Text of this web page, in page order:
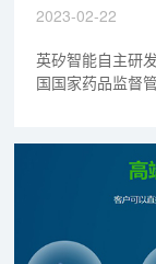
2023-02-22
英矽智能自主研
国国家药品监督
临床耐药突变的